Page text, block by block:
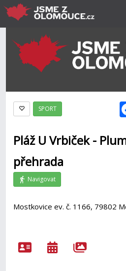
SPORT
Pláž U Vrbiček -
přehrada
Navigovat
Mostkovice ev. č. 1166, 79802